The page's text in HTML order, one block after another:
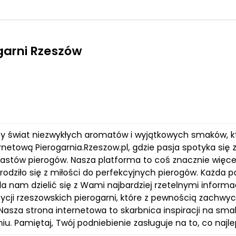
Rzeszów
świat niezwykłych aromatów i wyjątkowych
Pierogarnia.Rzeszow.pl, gdzie pasja spotyka
pierogów. Nasza platforma to coś znacznie
się z miłości do perfekcyjnych pierogów.
nam dzielić się z Wami najbardziej rzetelnymi
rzeszowskich pierogarni, które z pewnością
strona internetowa to skarbnica inspiracji na
Pamiętaj, Twój podniebienie zasługuje na to, co